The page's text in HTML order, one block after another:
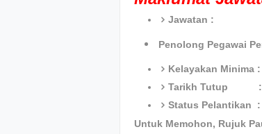
Jawatan :
Penolong Pegawai
Kelayakan Minima :
Tarikh Tutup :
Status Pelantikan :
Untuk Memohon, Rujuk